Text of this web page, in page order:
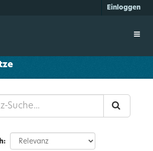
Einloggen